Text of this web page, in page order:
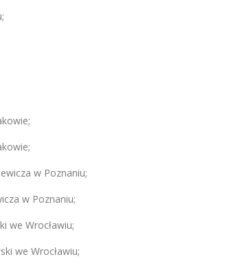
w Poznaniu;
w Poznaniu;
we Wrocławiu;
we Wrocławiu;